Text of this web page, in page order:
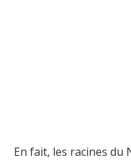
En fait, les racines du